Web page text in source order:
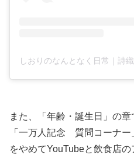
また、「年齢・誕生日」の
「一万人記念 質問コーナ
をやめてYouTubeと飲食店